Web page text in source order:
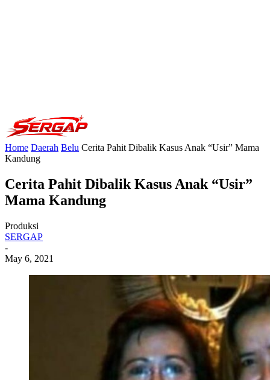
Home Daerah Belu Cerita Pahit Dibalik Kasus Anak “Usir” Mama
Kandung
Cerita Pahit Dibalik Kasus Anak “Usir”
Mama Kandung
Produksi
SERGAP
-
May 6, 2021